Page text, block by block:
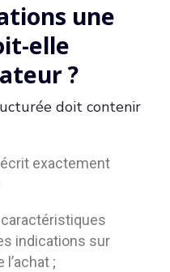
une
elle
?
doit contenir
exactement
indications sur
l’achat ;